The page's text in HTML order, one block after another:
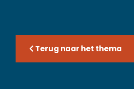
Terug naar het thema